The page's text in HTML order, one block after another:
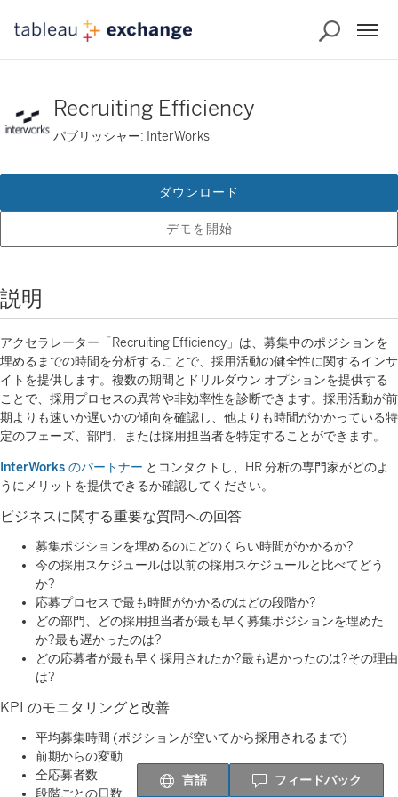
Recruiting Efficiency
パブリッシャー: InterWorks
デモを開始
ダウンロード
説明
アクセラレーター「Recruiting Efficiency」は、募集中のポジションを
埋めるまでの時間を分析することで、採用活動の健全性に関するインサ
イトを提供します。複数の期間とドリルダウン オプションを提供する
ことで、採用プロセスの異常や非効率性を診断できます。採用活動が前
期よりも速いか遅いかの傾向を確認し、他よりも時間がかかっている特
定のフェーズ、部門、または採用担当者を特定することができます。
InterWorks のパートナー とコンタクトし、HR 分析の専門家がどのよ
うにメリットを提供できるか確認してください。
ビジネスに関する重要な質問への回答
募集ポジションを埋めるのにどのくらい時間がかかるか?
今の採用スケジュールは以前の採用スケジュールと比べてどう
か?
応募プロセスで最も時間がかかるのはどの段階か?
どの部門、どの採用担当者が最も早く募集ポジションを埋めた
か?最も遅かったのは?
どの応募者が最も早く採用されたか?最も遅かったのは?その理由
は?
KPI のモニタリングと改善
平均募集時間 (ポジションが空いてから採用されるまで)
前期からの変動
全応募者数
段階ごとの日数
言語 フィードバック